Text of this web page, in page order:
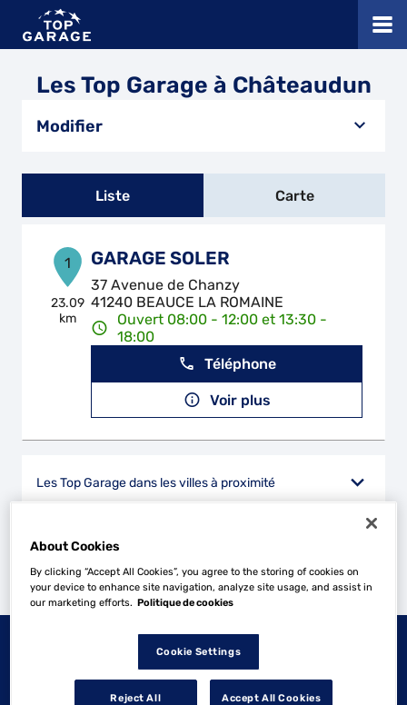
Les Top Garage à Châteaudun
Modifier
Liste Carte
1
23.09
km
GARAGE SOLER
37 Avenue de Chanzy
41240 BEAUCE LA ROMAINE
Ouvert 08:00 - 12:00 et 13:30 -
18:00
Téléphone
Voir plus
Les Top Garage dans les villes à proximité
Châteaudun
Powered byevermaps ©
NOS ENGAGEMENTS
GARAGE
About Cookies
By clicking “Accept All Cookies”, you agree to the storing of cookies on
your device to enhance site navigation, analyze site usage, and assist in
our marketing efforts. Politique de cookies
Cookie Settings
Reject All Accept All Cookies